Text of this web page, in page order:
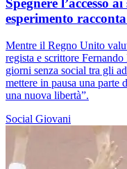
Spegnere l’accesso
esperimento
Mentre il Regno Unito
regista e scrittore
giorni senza social tra gli
mettere in pausa una parte
una nuova libertà”.
Social Giovani